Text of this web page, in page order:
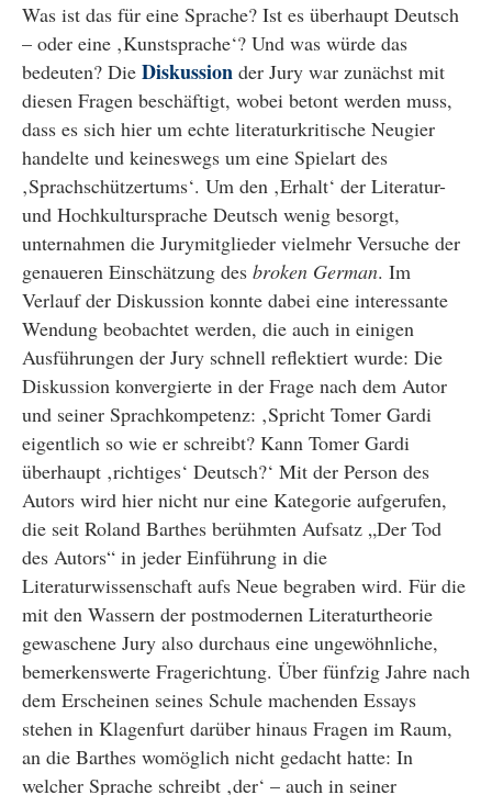
Was ist das für eine Sprache? Ist es überhaupt Deutsch
– oder eine ‚Kunstsprache‘? Und was würde das
bedeuten? Die Diskussion der Jury war zunächst mit
diesen Fragen beschäftigt, wobei betont werden muss,
dass es sich hier um echte literaturkritische Neugier
handelte und keineswegs um eine Spielart des
‚Sprachschützertums‘. Um den ‚Erhalt‘ der Literatur-
und Hochkultursprache Deutsch wenig besorgt,
unternahmen die Jurymitglieder vielmehr Versuche der
genaueren Einschätzung des broken German. Im
Verlauf der Diskussion konnte dabei eine interessante
Wendung beobachtet werden, die auch in einigen
Ausführungen der Jury schnell reflektiert wurde: Die
Diskussion konvergierte in der Frage nach dem Autor
und seiner Sprachkompetenz: ‚Spricht Tomer Gardi
eigentlich so wie er schreibt? Kann Tomer Gardi
überhaupt ‚richtiges‘ Deutsch?‘ Mit der Person des
Autors wird hier nicht nur eine Kategorie aufgerufen,
die seit Roland Barthes berühmten Aufsatz „Der Tod
des Autors“ in jeder Einführung in die
Literaturwissenschaft aufs Neue begraben wird. Für die
mit den Wassern der postmodernen Literaturtheorie
gewaschene Jury also durchaus eine ungewöhnliche,
bemerkenswerte Fragerichtung. Über fünfzig Jahre nach
dem Erscheinen seines Schule machenden Essays
stehen in Klagenfurt darüber hinaus Fragen im Raum,
an die Barthes womöglich nicht gedacht hatte: In
welcher Sprache schreibt ‚der‘ – auch in seiner